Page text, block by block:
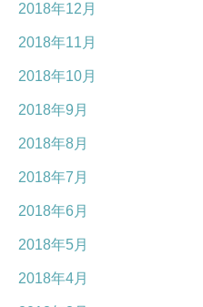
2018年12月
2018年11月
2018年10月
2018年9月
2018年8月
2018年7月
2018年6月
2018年5月
2018年4月